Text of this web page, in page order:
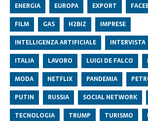
ENERGIA
EUROPA EXPORT
FILM
GAS H2BIZ
IMPRESE
INTELLIGENZA ARTIFICIALE
INTERVISTA
ITALIA
LAVORO LUIGI DE FALCO
MODA
NETFLIX PANDEMIA
PUTIN
RUSSIA SOCIAL NETWORK
TECNOLOGIA
TRUMP TURISMO